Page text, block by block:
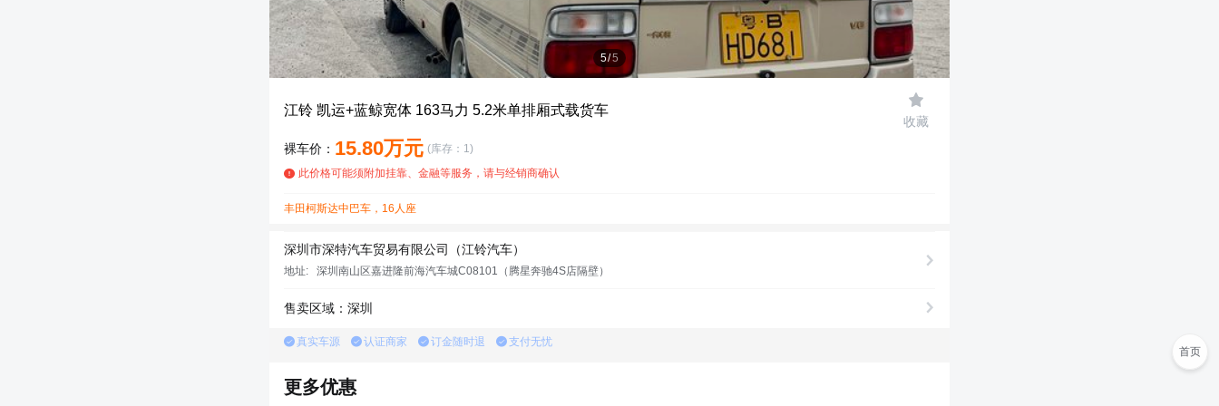
5/5
江铃 凯运+蓝鲸宽体 163马力 5.2米单排厢式载货车

收藏
裸车价： 15.80万元 (库存：1)
此价格可能须附加挂靠、金融等服务，请与经销商确认
丰田柯斯达中巴车，16人座
深圳市深特汽车贸易有限公司（江铃汽车）
地址: 深圳南山区嘉进隆前海汽车城C08101（腾星奔驰4S店隔壁）
售卖区域：深圳
真实车源 认证商家 订金随时退 支付无忧
更多优惠
首页